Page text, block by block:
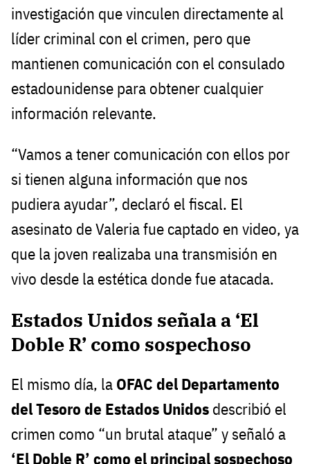
investigación que vinculen directamente al
líder criminal con el crimen, pero que
mantienen comunicación con el consulado
estadounidense para obtener cualquier
información relevante.
“Vamos a tener comunicación con ellos por
si tienen alguna información que nos
pudiera ayudar”, declaró el fiscal. El
asesinato de Valeria fue captado en video, ya
que la joven realizaba una transmisión en
vivo desde la estética donde fue atacada.
Estados Unidos señala a ‘El
Doble R’ como sospechoso
El mismo día, la OFAC del Departamento
del Tesoro de Estados Unidos describió el
crimen como “un brutal ataque” y señaló a
‘El Doble R’ como el principal sospechoso